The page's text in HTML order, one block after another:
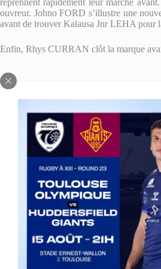
ouvreur. Johno FORD s’illustre une
avant de trouver Kalausa Jnr LEHA pour
Enfin, Rhys CURRAN clôt la marque
Au retour des vestiaires, les Toulousains
profitent pour faire étalage de leurs
coup sur coup la marque. 26-16. Sur
Néanmoins, la 2
mi-temps est bien
locale, et d’une nouvelle exclusion
Le retour sur le terrain de ses piliers
BOYER, qui scelle le sort de la
toute fin de match, les derniers points de